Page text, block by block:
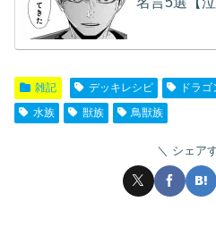
雑記 デッキレシピ ドラゴ
水族
獣族 鳥獣族
シェア